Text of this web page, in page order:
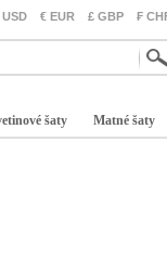
USD € EUR £ GBP ₣
šaty Matné šaty